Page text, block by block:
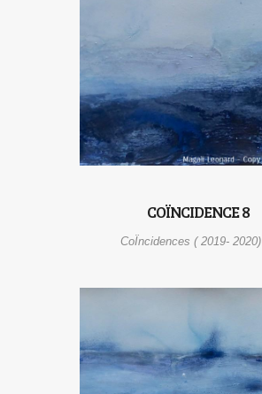
COÏNCIDENCE 8
CoÏncidences ( 2019- 2020)